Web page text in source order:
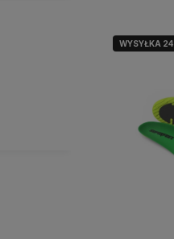
WYSYŁKA